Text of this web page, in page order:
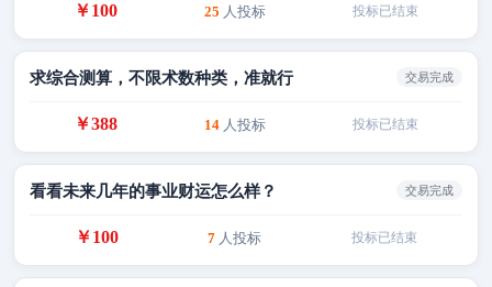
￥100 25 人投标 投标已结束
求综合测算，不限术数种类，准就行 交易完成
￥388 14人投标 投标已结束
看看未来几年的事业财运怎么样？ 交易完成
￥100 7 人投标 投标已结束